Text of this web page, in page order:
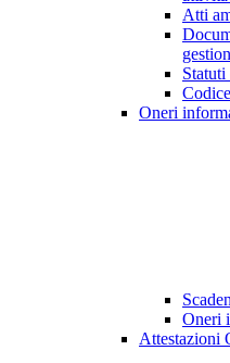
Atti
Oneri
Oneri
Attestazioni